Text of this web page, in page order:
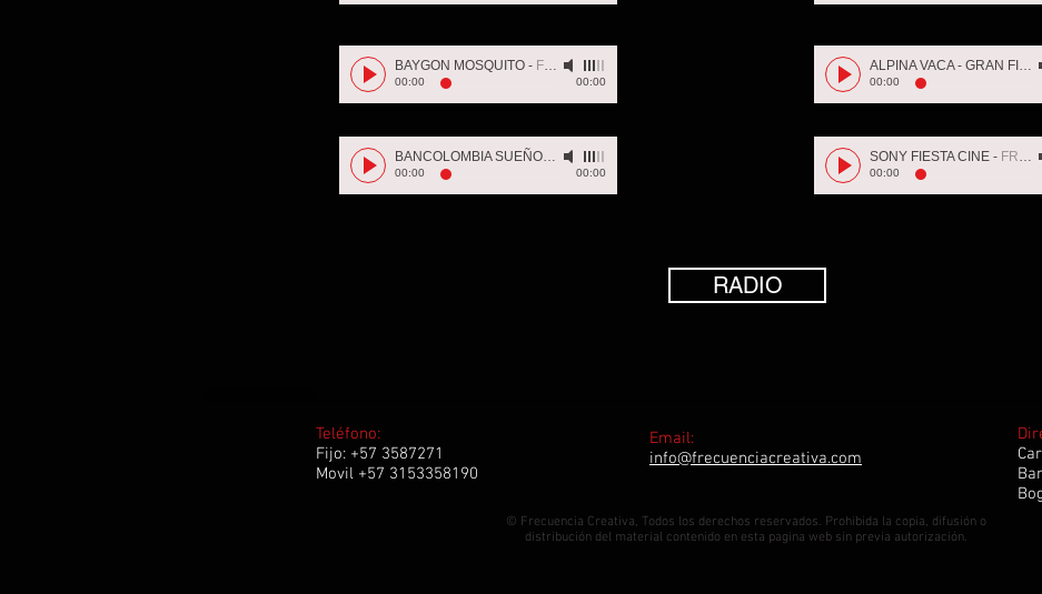
BAYGON MOSQUITO - FRECUENCIA
00:00 00:00
BANCOLOMBIA SUEÑOS- FRECUENCIA
00:00 00:00
ALPINA VACA - GRAN FIAP
00:00
SONY FIESTA CINE - FRECUENCIA
00:00
RADIO
Teléfono:
Fijo: +57 3587271
Movil +57 3153358190
Email:
info@frecuenciacreativa.com
© Frecuencia Creativa, Todos los derechos reservados. Prohibida la copia, difusión o
distribución del material contenido en esta pagina web sin previa autorización.